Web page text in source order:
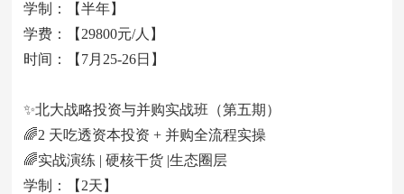
学制：【半年】
学费：【29800元/人】
时间：【7月25-26日】
✨北大战略投资与并购实战班（第五期）
🌈2 天吃透资本投资 + 并购全流程实操
🌈实战演练 | 硬核干货 |生态圈层
学制：【2天】